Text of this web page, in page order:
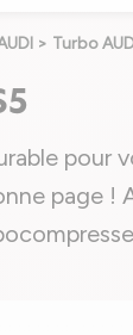
> Turbo
pour
page !